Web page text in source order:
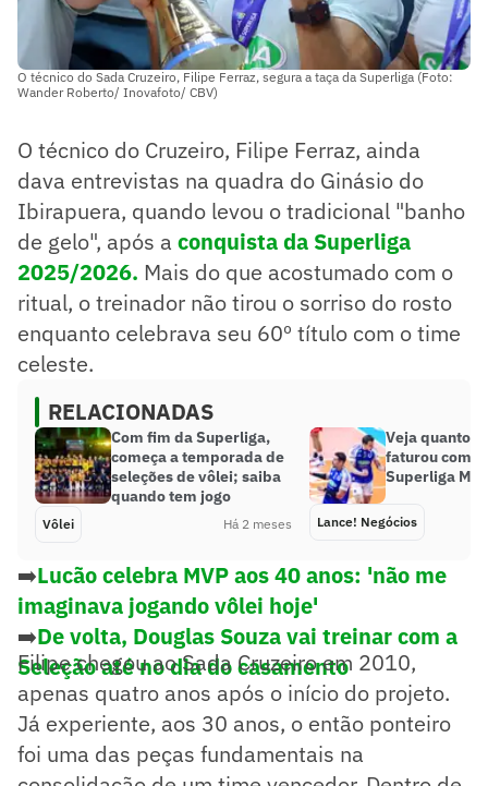
O técnico do Sada Cruzeiro, Filipe Ferraz, segura a taça da Superliga (Foto:
Wander Roberto/ Inovafoto/ CBV)
O técnico do Cruzeiro, Filipe Ferraz, ainda
dava entrevistas na quadra do Ginásio do
Ibirapuera, quando levou o tradicional "banho
de gelo", após a conquista da Superliga
2025/2026. Mais do que acostumado com o
ritual, o treinador não tirou o sorriso do rosto
enquanto celebrava seu 60º título com o time
celeste.
RELACIONADAS
Com fim da Superliga,
começa a temporada de
seleções de vôlei; saiba
quando tem jogo
Vôlei Há 2 meses
Veja quanto o
faturou com
Superliga
Lance! Negócios
➡️Lucão celebra MVP aos 40 anos: 'não me
imaginava jogando vôlei hoje'
➡️De volta, Douglas Souza vai treinar com a
Seleção até no dia do casamento
Filipe chegou ao Sada Cruzeiro em 2010,
apenas quatro anos após o início do projeto.
Já experiente, aos 30 anos, o então ponteiro
foi uma das peças fundamentais na